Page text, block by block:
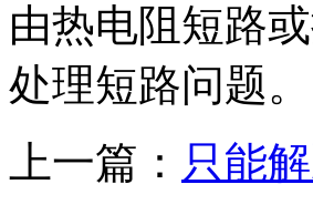
由热电阻短路
处理短路问题。
上一篇： 只能